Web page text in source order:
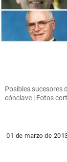
Posibles sucesores
cónclave | Fotos
01 de marzo de